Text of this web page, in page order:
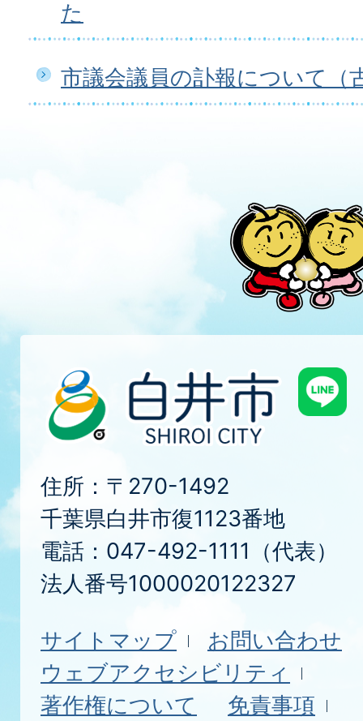
た
市議会議員の訃報について（
住所：〒270-1492
千葉県白井市復1123番地
電話：047-492-1111（代表）
法人番号1000020122327
サイトマップ
お問い合わせ
ウェブアクセシビリティ
著作権について
免責事項